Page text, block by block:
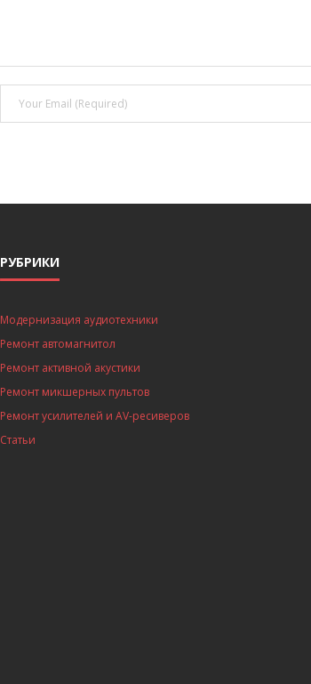
РУБРИКИ
Модернизация аудиотехники
Ремонт автомагнитол
Ремонт активной акустики
Ремонт микшерных пультов
Ремонт усилителей и AV-ресиверов
Статьи